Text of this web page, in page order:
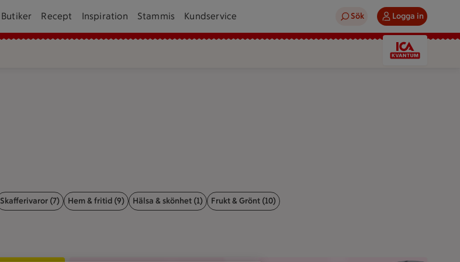
Butiker Recept Inspiration Stammis Kundservice Sök Logga in
Skafferivaror (7) Hem & fritid (9) Hälsa & skönhet (1) Frukt & Grönt (10)